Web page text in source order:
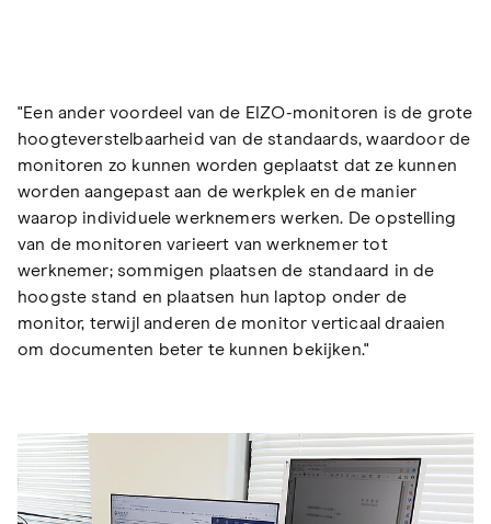
"Een ander voordeel van de EIZO-monitoren is de grote
hoogteverstelbaarheid van de standaards, waardoor de
monitoren zo kunnen worden geplaatst dat ze kunnen
worden aangepast aan de werkplek en de manier
waarop individuele werknemers werken. De opstelling
van de monitoren varieert van werknemer tot
werknemer; sommigen plaatsen de standaard in de
hoogste stand en plaatsen hun laptop onder de
monitor, terwijl anderen de monitor verticaal draaien
om documenten beter te kunnen bekijken."